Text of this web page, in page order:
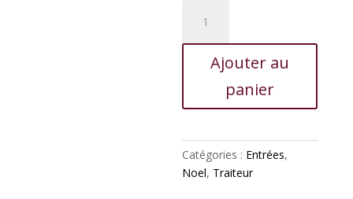
Crêpe
Ajouter au
panier
Catégories : Entrées,
Noel, Traiteur